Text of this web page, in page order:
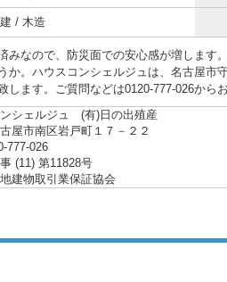
/ 木造
みなので、防災面での安心感が増します
か。ハウスコンシェルジュは、名古屋市
します。ご質問などは0120-777-026から
シェルジュ (有)日の出殖産
屋市南区岩戸町１７－２２
777-026
(11) 第11828号
建物取引業保証協会